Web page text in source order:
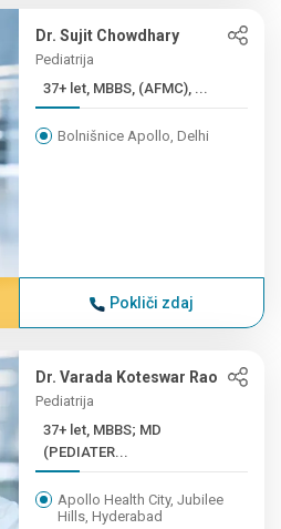
Dr. Sujit Chowdhary
Pediatrija
37+ let, MBBS, (AFMC), ...
Bolnišnice Apollo, Delhi
Pokliči zdaj
Dr. Varada Koteswar Rao
Pediatrija
37+ let, MBBS; MD
(PEDIATER...
Apollo Health City, Jubilee
Hills, Hyderabad